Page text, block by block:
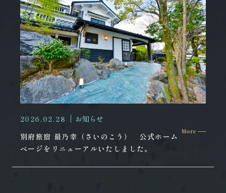
2026.02.28
お知らせ
別府旅宿 最乃幸（さいのこう） 公式ホーム
ページをリニューアルいたしました。
More